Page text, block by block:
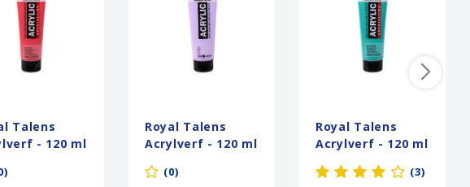
Talens
- 120 ml
Royal Talens
Acrylverf - 120 ml
- Lila 556
(0)
Royal Talens
Acrylverf - 120 ml
- Metallicgroen
836
(3)